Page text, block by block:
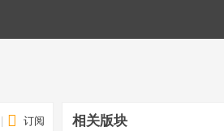
订阅 相关版块